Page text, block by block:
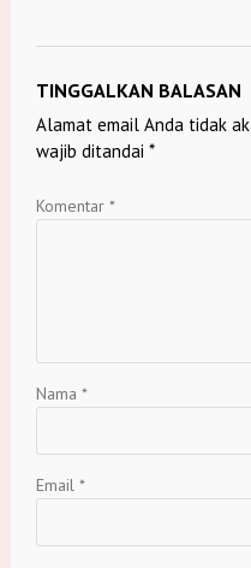
TINGGALKAN BALASAN
Alamat email Anda tidak
wajib ditandai *
Komentar *
Nama *
Email *